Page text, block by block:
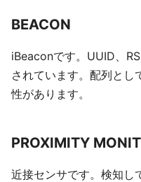
BEACON
iBeaconです。UUID、
されています。配列とし
性があります。
PROXIMITY
近接センサです。検知し